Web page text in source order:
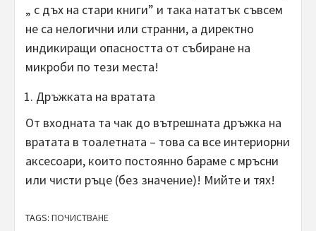
„ с дъх на стари книги” и така нататък съвсем
не са нелогични или странни, а директно
индикиращи опасността от събиране на
микроби по тези места!
Дръжката на вратата
От входната та чак до вътрешната дръжка на
вратата в тоалетната – това са все интериорни
аксесоари, които постоянно бараме с мръсни
или чисти ръце (без значение)! Мийте и тях!
TAGS: ПОЧИСТВАНЕ